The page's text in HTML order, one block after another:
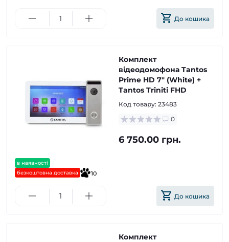
До кошика
в наявності
безкоштовна доставка
10
Комплект
відеодомофона Tantos
Prime HD 7" (White) +
Tantos Triniti FHD
Код товару: 23483
0
6 750.00 грн.
До кошика
Комплект